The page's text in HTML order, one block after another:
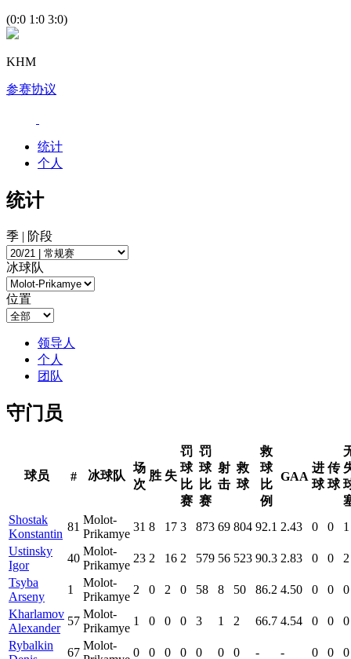
(0:0 1:0 3:0)
KHM
参赛协议
统计
个人
统计
季 | 阶段
冰球队
位置
领导人
个人
团队
守门员
球员 # 冰球队
场
次
胜 失
罚
球
比
赛
罚
球
比
赛
射
击
救
球
救
球
比
例
GAA
进
球
传
球
Shostak
Konstantin
81
Molot-
Prikamye
31 8 17 3 873 69 804 92.1 2.43 0 0
1
Ustinsky
Igor
40
Molot-
Prikamye
23 2 16 2 579 56 523 90.3 2.83 0 0
2
Tsyba
Arseny
1
Molot-
Prikamye
2 0 2 0 58 8 50 86.2 4.50 0 0
0
Kharlamov
Alexander
57
Molot-
Prikamye
1 0 0 0 3 1 2 66.7 4.54 0 0
0
Rybalkin
67
Molot-
0 0 0 0 0 0 0 - - 0 0
0